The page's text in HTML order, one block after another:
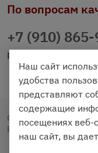
По вопросам
+7 (910)
Copyright © 2020 -
Разработка и
Наш сайт
удобства
представляют
содержащие
посещениях веб-
наш сайт, вы